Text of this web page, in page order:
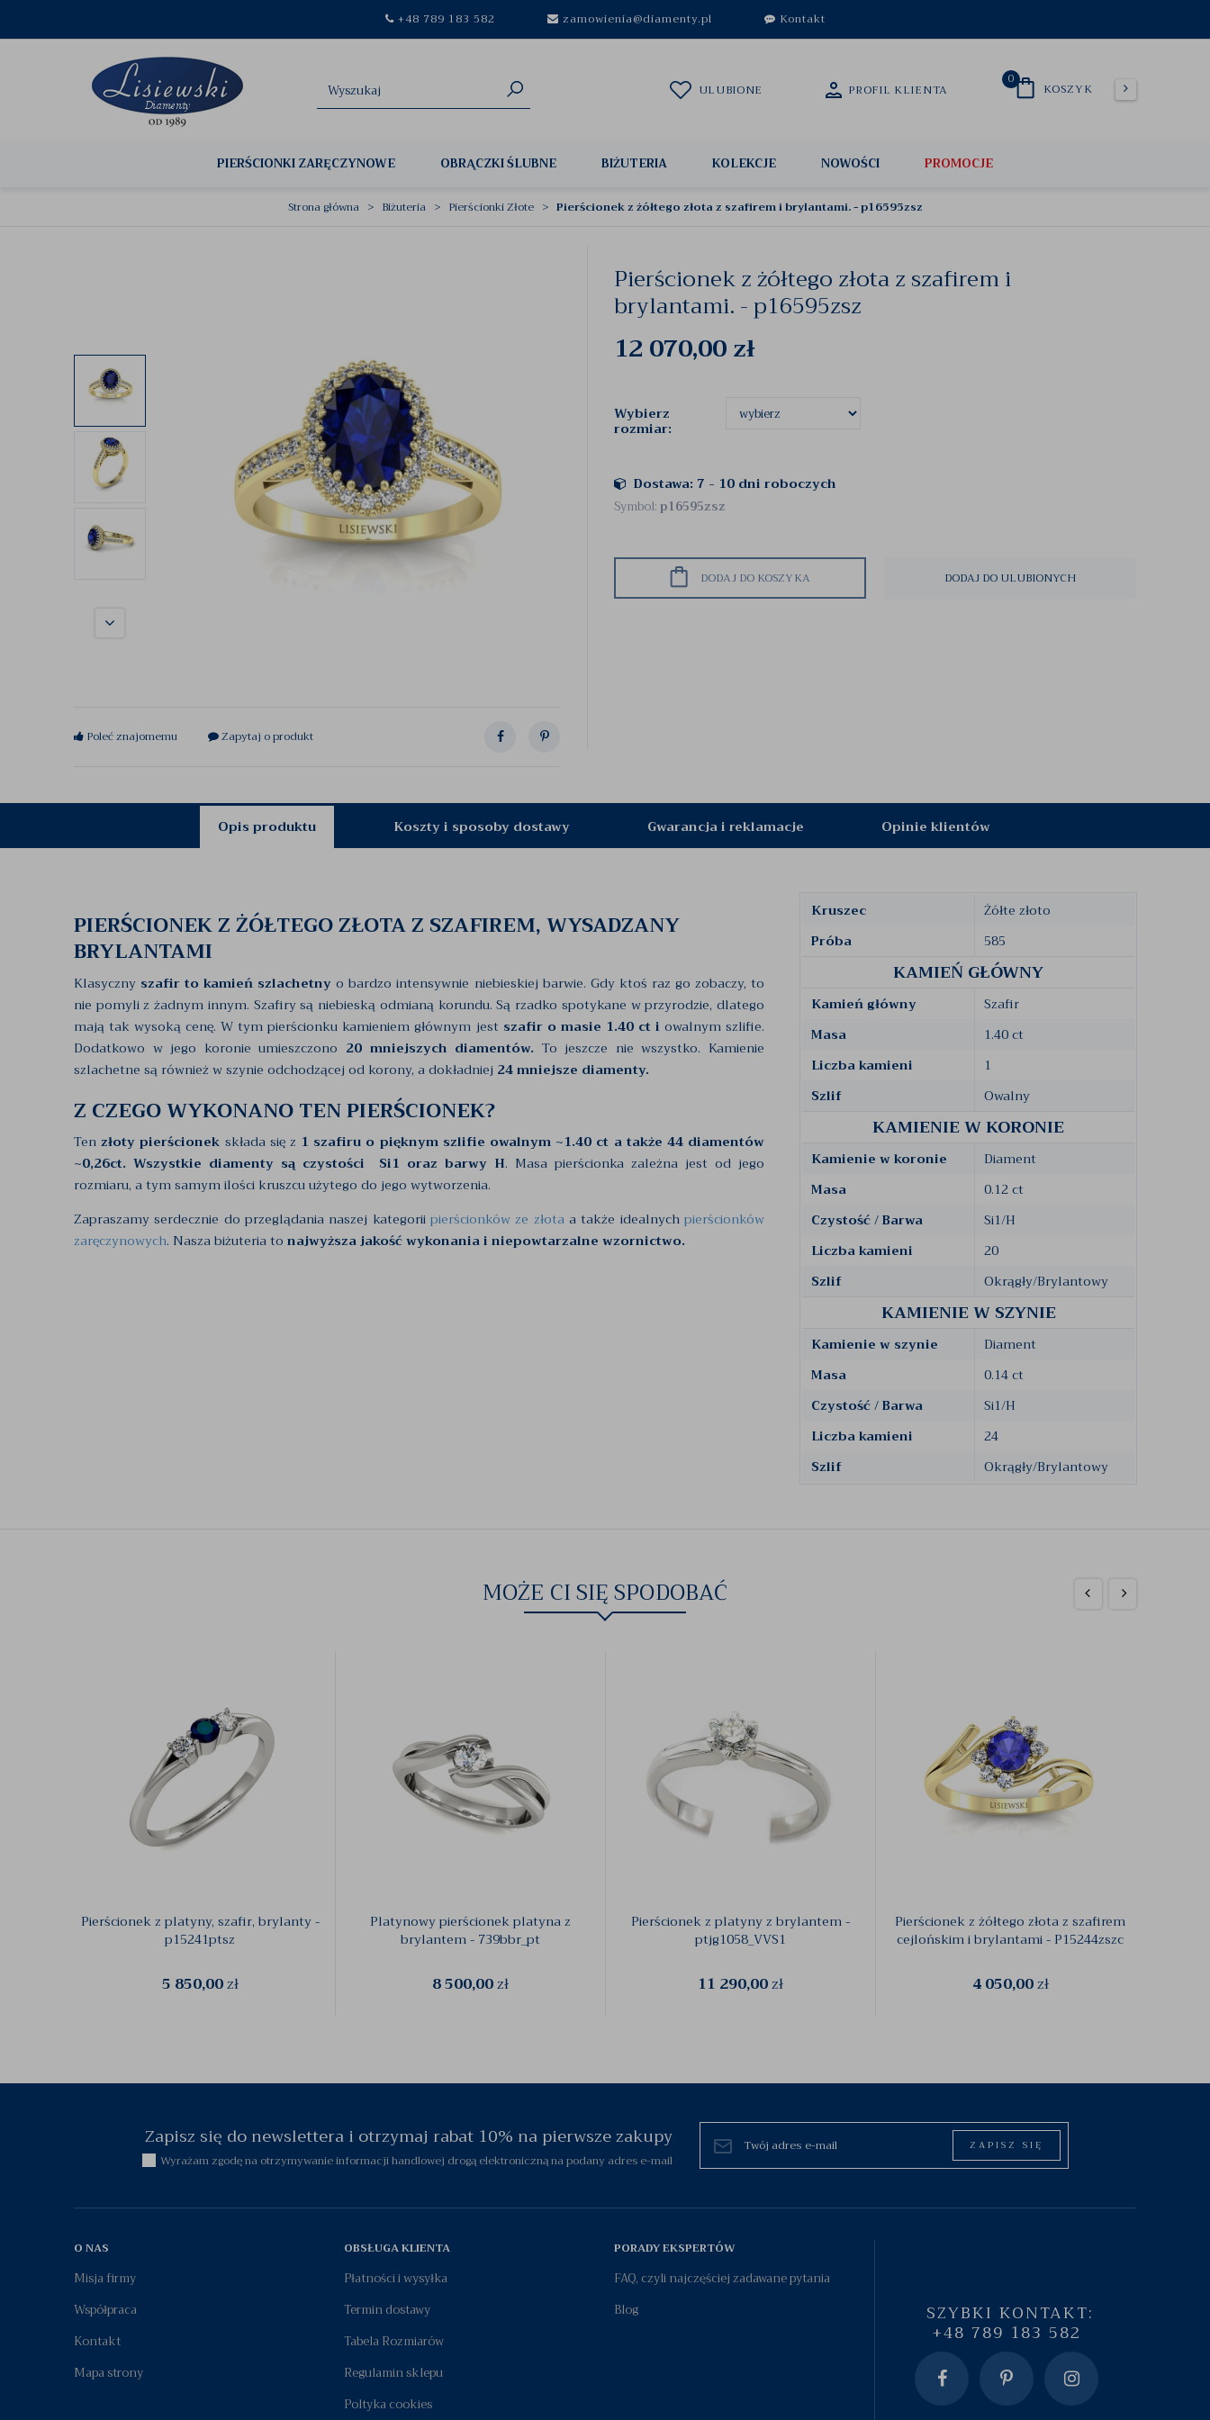
+48 789 183 582 zamowienia@diamenty.pl Kontakt
0
KOSZYK
ULUBIONE PROFIL KLIENTA
PIERŚCIONKI ZARĘCZYNOWE OBRĄCZKI ŚLUBNE BIŻUTERIA KOLEKCJE NOWOŚCI PROMOCJE
Strona główna Biżuteria Pierścionki Złote Pierścionek z żółtego złota z szafirem i brylantami. - p16595zsz
Poleć znajomemu Zapytaj o produkt
Pierścionek z żółtego złota z szafirem i
brylantami. - p16595zsz
12 070,00zł
Wybierz
rozmiar:
Dostawa: 7 - 10 dni roboczych
Symbol:p16595zsz
DODAJ DO KOSZYKA DODAJ DO ULUBIONYCH
Opis produktu Koszty i sposoby dostawy Gwarancja i reklamacje Opinie klientów
PIERŚCIONEK Z ŻÓŁTEGO ZŁOTA Z SZAFIREM, WYSADZANY
BRYLANTAMI
Klasyczny szafir to kamień szlachetny o bardzo intensywnie niebieskiej barwie. Gdy ktoś raz go zobaczy, to
nie pomyli z żadnym innym. Szafiry są niebieską odmianą korundu. Są rzadko spotykane w przyrodzie, dlatego
mają tak wysoką cenę. W tym pierścionku kamieniem głównym jestszafir o masie 1.40 ct i owalnym szlifie.
Dodatkowo w jego koronie umieszczono 20 mniejszych diamentów. To jeszcze nie wszystko. Kamienie
szlachetne są również w szynie odchodzącej od korony, a dokładniej 24 mniejsze diamenty.
Z CZEGO WYKONANO TEN PIERŚCIONEK?
Tenzłoty pierścionek składa się z 1 szafiru o pięknym szlifie owalnym ~1.40 ct a także 44 diamentów
~0,26ct. Wszystkie diamenty są czystości Si1 oraz barwy H. Masa pierścionka zależna jest od jego
rozmiaru, a tym samym ilości kruszcu użytego do jego wytworzenia.
Zapraszamy serdecznie do przeglądania naszej kategorii pierścionków ze złotaa także idealnychpierścionków
zaręczynowych. Nasza biżuteria to najwyższa jakość wykonania i niepowtarzalne wzornictwo.
Kruszec
Żółte złoto
Próba
585
KAMIEŃ GŁÓWNY
Kamień główny
Szafir
Masa
1.40 ct
Liczba kamieni
1
Szlif
Owalny
KAMIENIE W KORONIE
Kamienie w koronie
Diament
Masa
0.12 ct
Czystość / Barwa
Si1/H
Liczba kamieni
20
Szlif
Okrągły/Brylantowy
KAMIENIE W SZYNIE
Kamienie w szynie
Diament
Masa
0.14 ct
Czystość / Barwa
Si1/H
Liczba kamieni
24
Szlif
Okrągły/Brylantowy
MOŻE CI SIĘ SPODOBAĆ
Pierścionek z platyny, szafir, brylanty -
p15241ptsz
5 850,00zł
Platynowy pierścionek platyna z
brylantem - 739bbr_pt
8 500,00zł
Pierścionek z platyny z brylantem -
ptjg1058_VVS1
11 290,00zł
Pierścionek z żółtego złota z szafirem
cejlońskim i brylantami - P15244zszc
4 050,00zł
Zapisz się do newslettera i otrzymaj rabat 10% na pierwsze zakupy
Wyrażam zgodę na otrzymywanie informacji handlowej drogą elektroniczną na podany adres e-mail
ZAPISZ SIĘ
O NAS
Misja firmy
Współpraca
Kontakt
Mapa strony
OBSŁUGA KLIENTA
Płatności i wysyłka
Termin dostawy
Tabela Rozmiarów
Regulamin sklepu
Poltyka cookies
PORADY EKSPERTÓW
FAQ, czyli najczęściej zadawane pytania
Blog
SZYBKI KONTAKT:
+48 789 183 582